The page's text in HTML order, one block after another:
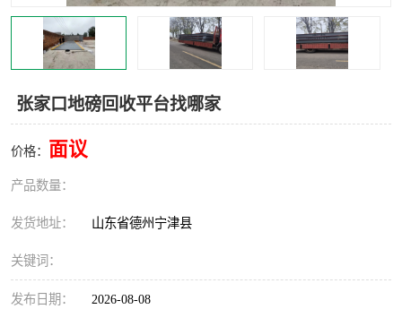
张家口地磅回收平台找哪家
价格： 面议
产品数量：
发货地址： 山东省德州宁津县
关键词：
发布日期： 2026-08-08
塑料撕碎机 金属撕碎机